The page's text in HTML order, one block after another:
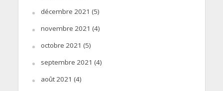
décembre 2021 (5)
novembre 2021 (4)
octobre 2021 (5)
septembre 2021 (4)
août 2021 (4)